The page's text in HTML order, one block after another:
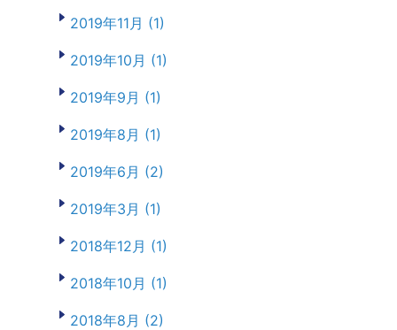
2019年11月 (1)
2019年10月 (1)
2019年9月 (1)
2019年8月 (1)
2019年6月 (2)
2019年3月 (1)
2018年12月 (1)
2018年10月 (1)
2018年8月 (2)